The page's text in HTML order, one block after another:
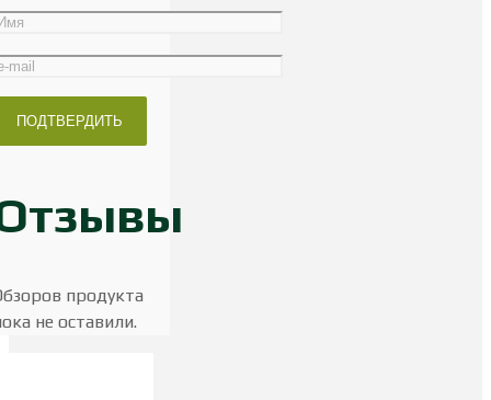
продукта
не оставили.